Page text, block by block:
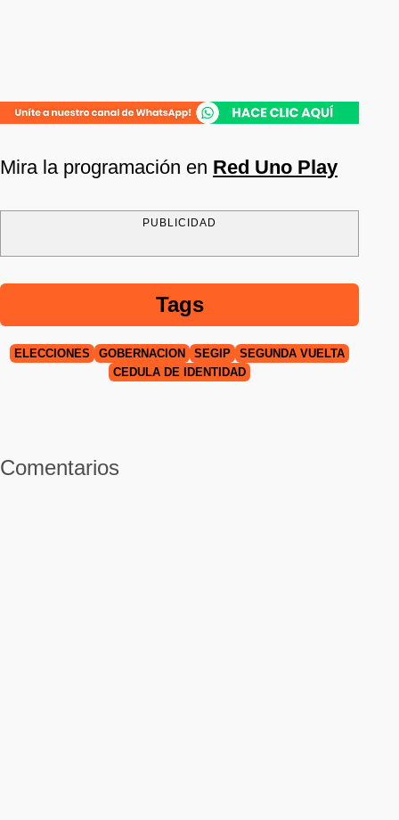
Mira la programación en Red Uno Play
PUBLICIDAD
Tags
ELECCIONES GOBERNACIÓN SEGIP
SEGUNDA VUELTA
CÉDULA DE IDENTIDAD
Comentarios